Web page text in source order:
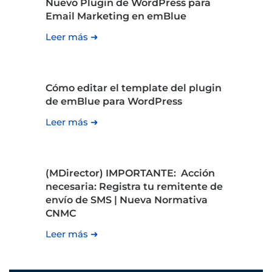
Nuevo Plugin de WordPress para
Email Marketing en emBlue
Leer más ➜
Cómo editar el template del plugin
de emBlue para WordPress
Leer más ➜
(MDirector) IMPORTANTE: Acción
necesaria: Registra tu remitente de
envío de SMS | Nueva Normativa
CNMC
Leer más ➜